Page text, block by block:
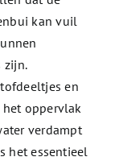
kan vuil
zijn.
en
oppervlak
verdampt
het essentieel